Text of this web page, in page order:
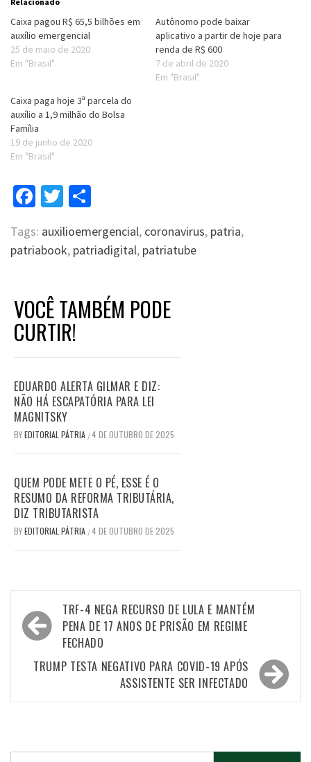
Caixa pagou R$ 65,5 bilhões em
auxílio emergencial
25 de maio de 2020
Em "Brasil"
Autônomo pode baixar
aplicativo a partir de hoje para
renda de R$ 600
7 de abril de 2020
Em "Brasil"
Caixa paga hoje 3ª parcela do
auxílio a 1,9 milhão do Bolsa
Família
19 de junho de 2020
Em "Brasil"
Facebook
Twitter
Tags: auxilioemergencial, coronavirus, patria,
patriabook, patriadigital, patriatube
VOCÊ TAMBÉM PODE
CURTIR!
EDUARDO ALERTA GILMAR E DIZ:
NÃO HÁ ESCAPATÓRIA PARA LEI
MAGNITSKY
BYEDITORIAL PÁTRIA /4 DE OUTUBRO DE 2025
QUEM PODE METE O PÉ, ESSE É O
RESUMO DA REFORMA TRIBUTÁRIA,
DIZ TRIBUTARISTA
BYEDITORIAL PÁTRIA /4 DE OUTUBRO DE 2025
Navegação
de
Post
TRF-4 NEGA RECURSO DE LULA E MANTÉM
PENA DE 17 ANOS DE PRISÃO EM REGIME
FECHADO
TRUMP TESTA NEGATIVO PARA COVID-19 APÓS
ASSISTENTE SER INFECTADO